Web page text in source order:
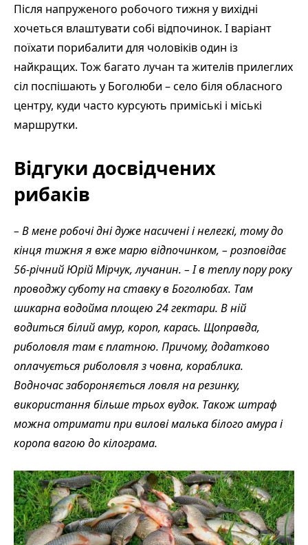
Після напруженого робочого тижня у вихідні
хочеться влаштувати собі відпочинок. І варіант
поїхати порибалити для чоловіків один із
найкращих. Тож багато лучан та жителів прилеглих
сіл поспішають у Боголюби – село біля обласного
центру, куди часто курсують приміські і міські
маршрутки.
Відгуки досвідчених
рибаків
– В мене робочі дні дуже насичені і нелегкі, тому до
кінця тижня я вже марю відпочинком, – розповідає
56-річний Юрій Мірчук, лучанин. – І в теплу пору року
проводжу суботу на ставку в Боголюбах. Там
шикарна водойма площею 24 гектари. В ній
водиться білий амур, короп, карась. Щоправда,
риболовля там є платною. Причому, додатково
оплачується риболовля з човна, кораблика.
Водночас забороняється ловля на резинку,
використання більше трьох вудок. Також штраф
можна отримати при вилові малька білого амура і
коропа вагою до кілограма.